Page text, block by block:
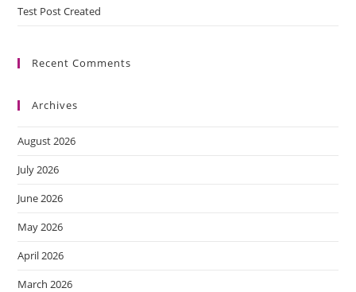
Test Post Created
Recent Comments
Archives
August 2026
July 2026
June 2026
May 2026
April 2026
March 2026